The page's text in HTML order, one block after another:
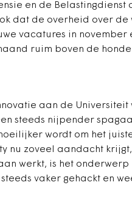
en de Belastingdienst
dat de overheid over de
vacatures in november
ruim boven de
aan de Universiteit
steeds nijpender
wordt om het
nu zoveel aandacht
werkt, is het
vaker gehackt en